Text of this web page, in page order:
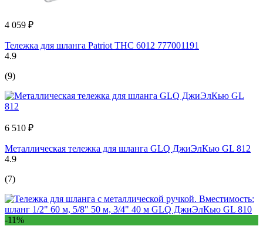
4 059 ₽
Тележка для шланга Patriot THC 6012 777001191
4.9
(9)
6 510 ₽
Металлическая тележка для шланга GLQ ДжиЭлКью GL 812
4.9
(7)
-11%